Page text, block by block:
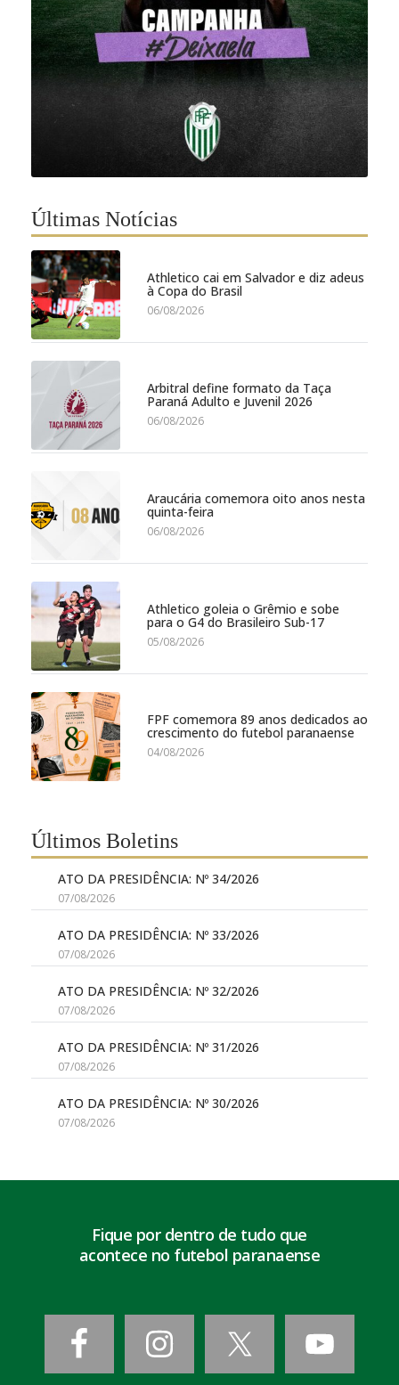
Últimas Notícias
Athletico cai em Salvador e diz adeus
à Copa do Brasil
06/08/2026
Arbitral define formato da Taça
Paraná Adulto e Juvenil 2026
06/08/2026
Araucária comemora oito anos nesta
quinta-feira
06/08/2026
Athletico goleia o Grêmio e sobe
para o G4 do Brasileiro Sub-17
05/08/2026
FPF comemora 89 anos dedicados ao
crescimento do futebol paranaense
04/08/2026
Últimos Boletins
ATO DA PRESIDÊNCIA: Nº 34/2026
07/08/2026
ATO DA PRESIDÊNCIA: Nº 33/2026
07/08/2026
ATO DA PRESIDÊNCIA: Nº 32/2026
07/08/2026
ATO DA PRESIDÊNCIA: Nº 31/2026
07/08/2026
ATO DA PRESIDÊNCIA: Nº 30/2026
07/08/2026
Fique por dentro de tudo que
acontece no futebol paranaense